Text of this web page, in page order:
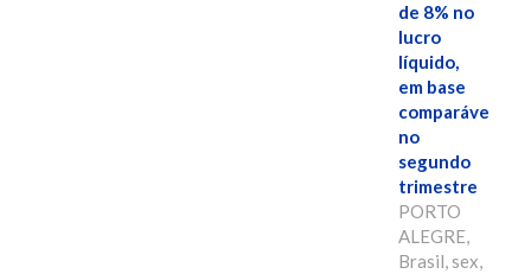
de 8% no
lucro
líquido,
em base
comparável,
no
segundo
trimestre
PORTO
ALEGRE,
Brasil, sex,